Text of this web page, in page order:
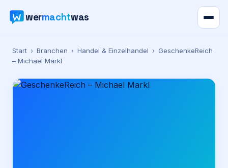
wermachtwas
Verzeichnis
Karte
Start › Branchen › Handel & Einzelhandel › GeschenkeReich
– Michael Markl